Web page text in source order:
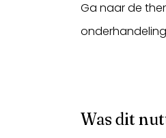
Ga naar de
Was dit